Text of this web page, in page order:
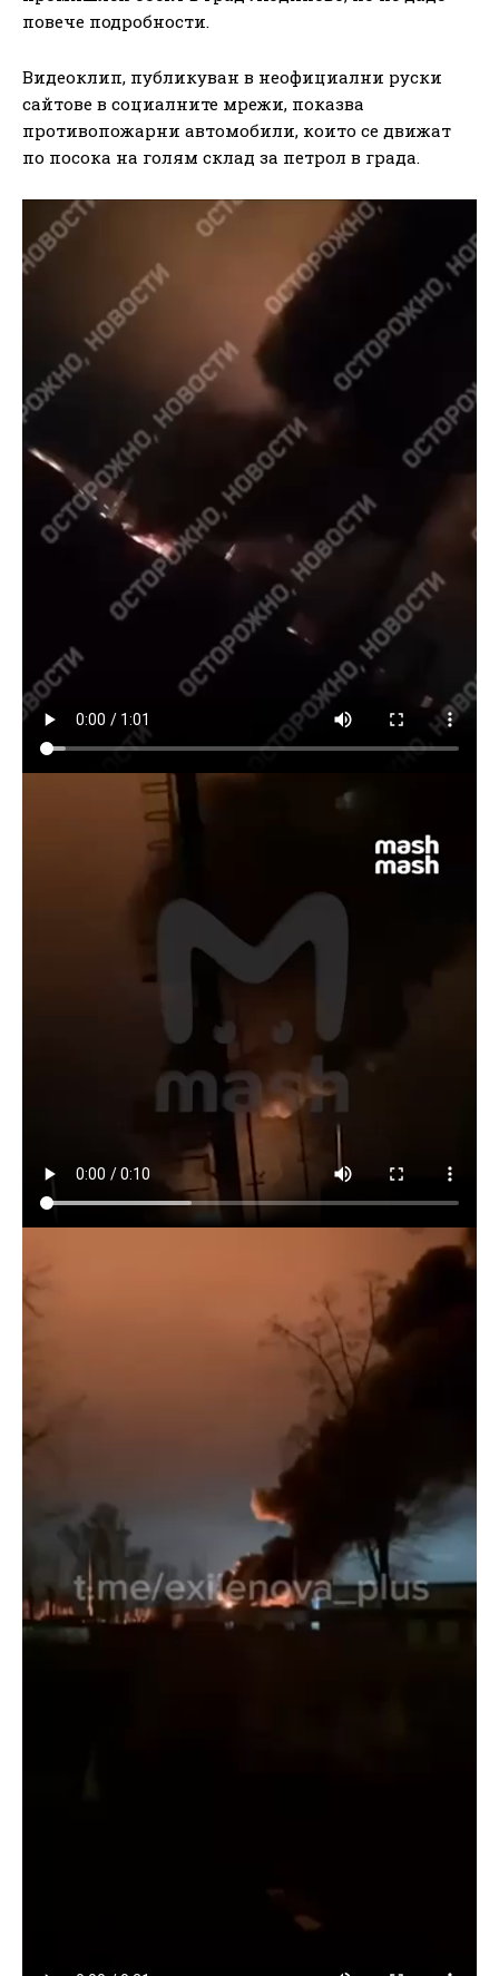
повече подробности.
Видеоклип, публикуван в неофициални руски
сайтове в социалните мрежи, показва
противопожарни автомобили, които се движат
по посока на голям склад за петрол в града.